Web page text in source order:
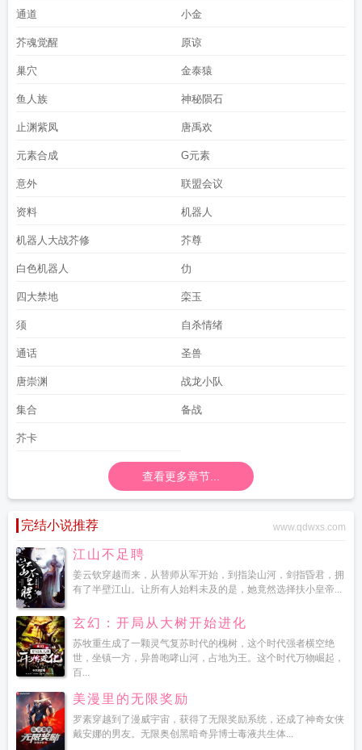
通道 小金
芥魂觉醒 原谅
巢穴 金泰猿
鱼人族 神秘陨石
止渊紫凤 唐禹欢
元素合成 G元素
意外 联盟会议
资料 机器人
机器人大战芥修 芥尊
白色机器人 仂
四大禁地 栾玉
须 自杀情绪
通话 圣兽
唐崇渊 战龙小队
集合 备战
芥卡
查看更多章节...
完结小说推荐 www.qdwxs.com
江山不足聘
姜云钦穿越而来，从替师从军开始，到指染山河，剑指昏君，拥
有了半壁江山。让所有人始料未及的是，她竟然选择扶小皇帝...
玄幻：开局从大树开始进化
苏牧重生成了一颗灵气复苏时代的槐树，这个时代强者横空绝
世，坐镇一方，异兽咆哮山河，占地为王。这个时代万物崛起，
百...
美漫里的无限奖励
罗素穿越到了漫威宇宙，获得了无限奖励系统，还成了神奇女侠
戴安娜的男友。无限奥创黑暗奇异博士毒液共生体...